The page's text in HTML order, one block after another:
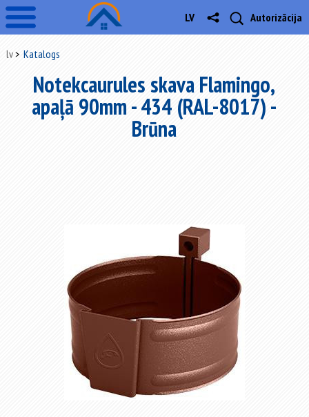
Autorizācija
LV
lv Katalogs
Notekcaurules skava Flamingo,
apaļā 90mm - 434 (RAL-8017) -
Brūna